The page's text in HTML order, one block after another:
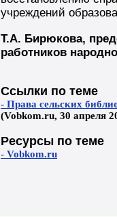
учреждений
Т.А. Бирюкова,
работников
Ссылки по теме
- Права сельских
(Vobkom.ru, 30 апреля
Ресурсы по теме
- Vobkom.ru